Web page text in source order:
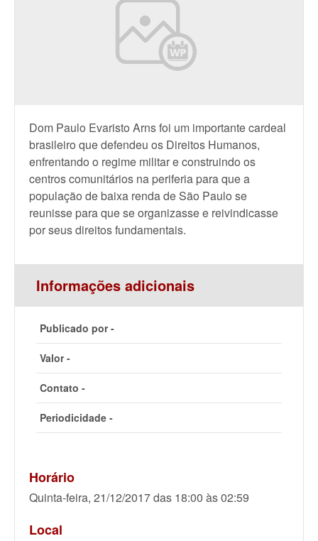
Dom Paulo Evaristo Arns foi um importante cardeal
brasileiro que defendeu os Direitos Humanos,
enfrentando o regime militar e construindo os
centros comunitários na periferia para que a
população de baixa renda de São Paulo se
reunisse para que se organizasse e reivindicasse
por seus direitos fundamentais.
Informações adicionais
Publicado por -
Valor -
Contato -
Periodicidade -
Horário
Quinta-feira, 21/12/2017 das 18:00 às 02:59
Local